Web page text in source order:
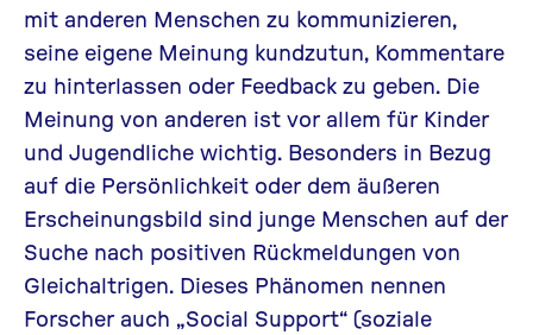
mit anderen Menschen zu kommunizieren,
seine eigene Meinung kundzutun, Kommentare
zu hinterlassen oder Feedback zu geben. Die
Meinung von anderen ist vor allem für Kinder
und Jugendliche wichtig. Besonders in Bezug
auf die Persönlichkeit oder dem äußeren
Erscheinungsbild sind junge Menschen auf der
Suche nach positiven Rückmeldungen von
Gleichaltrigen. Dieses Phänomen nennen
Forscher auch „Social Support“ (soziale